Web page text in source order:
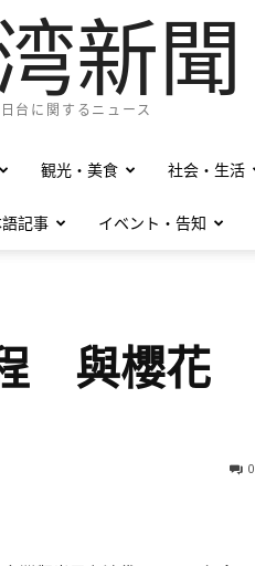
新聞
日台に関するニュース
観光・美食 社会・生活
語記事 イベント・告知
與櫻花
0